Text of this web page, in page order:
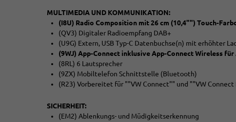
MULTIMEDIA UND KOMMUNIKATION:
(I8U) Radio Composition mit 26 cm (10,4"") Touch-
(QV3) Digitaler Radioempfang DAB+
(U9G) Extern, USB Typ-C Datenbuchse(n) mit erhöhter
(9WJ) App-Connect inklusive App-Connect Wireless
(8RL) 6 Lautsprecher
(9ZX) Mobiltelefon Schnittstelle (Bluetooth)
(R23) Vorbereitet für ""VW Connect"" und ""VW Connect
SICHERHEIT:
(EM2) Ablenkungs- und Müdigkeitserkennung